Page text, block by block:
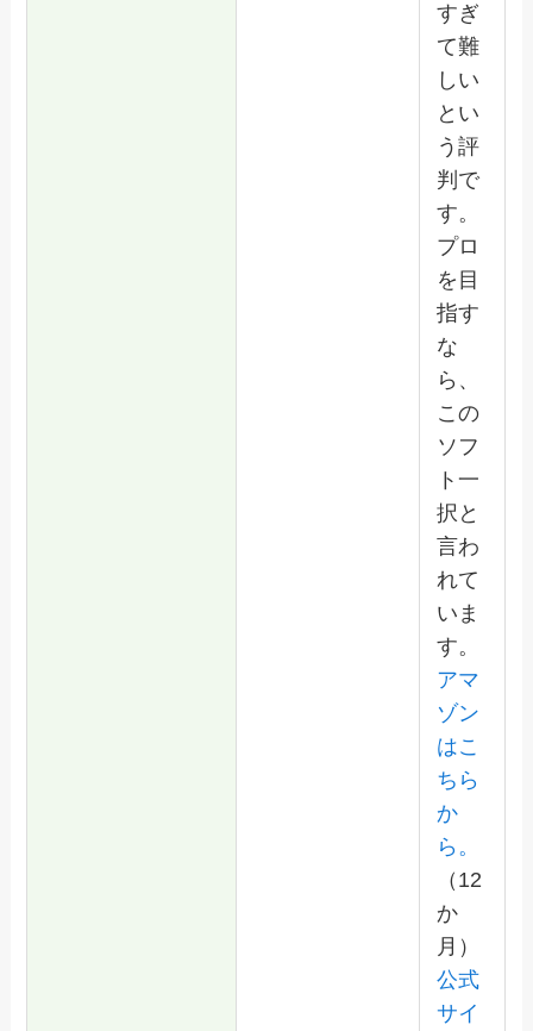
すぎ
て難
しい
とい
う評
判で
す。
プロ
を目
指す
な
ら、
この
ソフ
ト一
択と
言わ
れて
いま
す。
アマ
ゾン
はこ
ちら
か
ら。
（12
か
月）
公式
サイ